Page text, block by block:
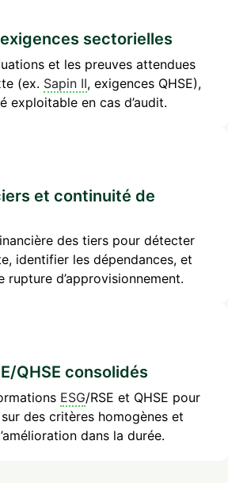
sectorielles
et les preuves attendues
(ex. Sapin II, exigences QHSE),
exploitable en cas d’audit.
et continuité de
des tiers pour détecter
identifier les dépendances, et
rupture d’approvisionnement.
QHSE consolidés
ESG/RSE et QHSE pour
des critères homogènes et
dans la durée.